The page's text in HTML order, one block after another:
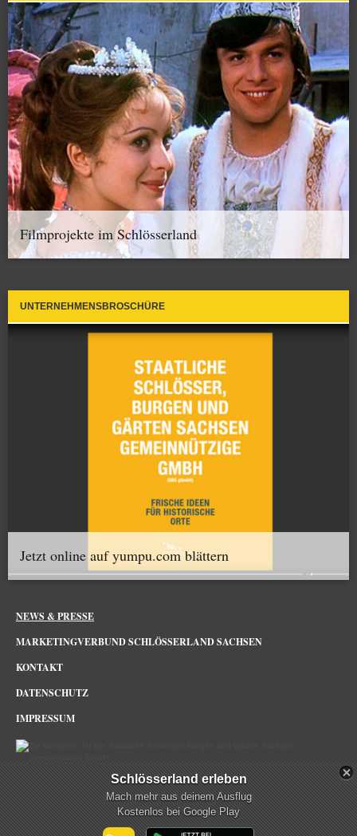
Filmprojekte im Schlösserland
UNTERNEHMENSBROSCHÜRE
Jetzt online auf yumpu.com blättern
NEWS & PRESSE
MARKETINGVERBUND SCHLÖSSERLAND SACHSEN
KONTAKT
DATENSCHUTZ
IMPRESSUM
Schlösserland Sachsen im Netz
Schlösserland erleben
Mach mehr aus deinem Ausflug
Kostenlos bei Google Play